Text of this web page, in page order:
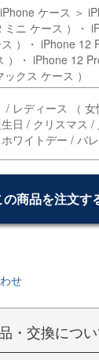
ケース ＞
ミニ ケース ）・
）・ iPhone 12
）・ iPhone 12
クス ケース ）
/ レディース （
日 / クリスマス
ワイトデー / バ
の商品を注文す
せ
・交換につ